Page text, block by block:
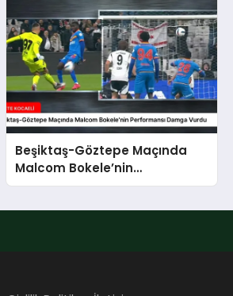
Beşiktaş-Göztepe Maçında
Malcom Bokele’nin
Performansı Damga Vurdu